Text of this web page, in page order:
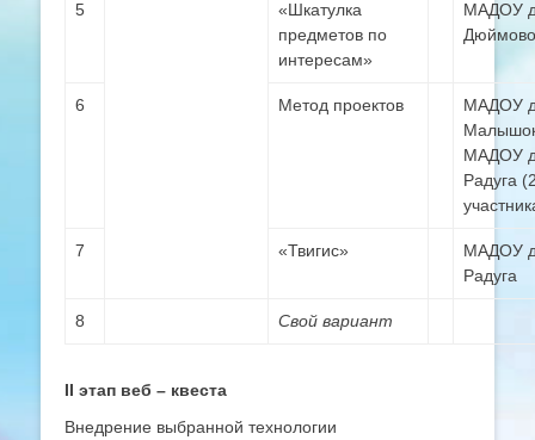
5
«Шкатулка
предметов по
интересам»
МАДОУ
6 Метод проектов
МАДОУ
МАДОУ
Радуга
7 «Твигис»
МАДОУ
Радуга
8 Свой вариант
II этап веб – квеста
Внедрение выбранной технологии